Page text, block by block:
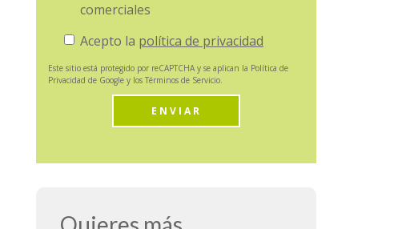
comerciales
Acepto la política de privacidad
Este sitio está protegido por reCAPTCHA y se aplican la Política de
Privacidad de Google y los Términos de Servicio.
ENVIAR